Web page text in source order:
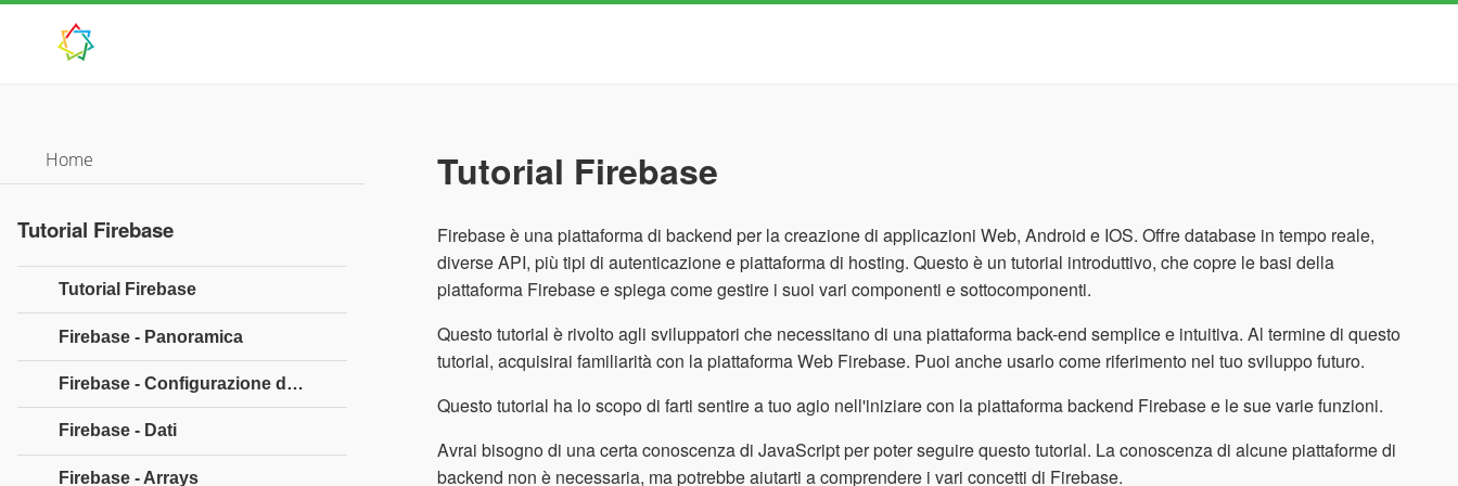
Tutorial Firebase
Firebase è una piattaforma di backend per la creazione di applicazioni Web, Android e IOS. Offre database in tempo reale,
diverse API, più tipi di autenticazione e piattaforma di hosting. Questo è un tutorial introduttivo, che copre le basi della
piattaforma Firebase e spiega come gestire i suoi vari componenti e sottocomponenti.
Questo tutorial è rivolto agli sviluppatori che necessitano di una piattaforma back-end semplice e intuitiva. Al termine di questo
tutorial, acquisirai familiarità con la piattaforma Web Firebase. Puoi anche usarlo come riferimento nel tuo sviluppo futuro.
Questo tutorial ha lo scopo di farti sentire a tuo agio nell'iniziare con la piattaforma backend Firebase e le sue varie funzioni.
Avrai bisogno di una certa conoscenza di JavaScript per poter seguire questo tutorial. La conoscenza di alcune piattaforme di
backend non è necessaria, ma potrebbe aiutarti a comprendere i vari concetti di Firebase.
Home
Tutorial Firebase
Tutorial Firebase
Firebase - Panoramica
Firebase - Configurazione dell'ambiente
Firebase - Dati
Firebase - Arrays